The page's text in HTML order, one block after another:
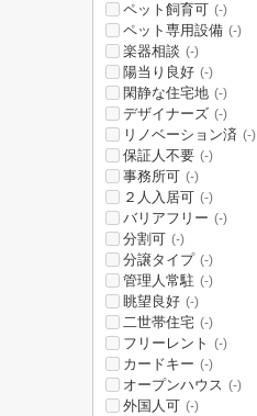
ペット飼育可 (-)
ペット専用設備 (-)
楽器相談 (-)
陽当り良好 (-)
閑静な住宅地 (-)
デザイナーズ (-)
リノベーション済 (-)
保証人不要 (-)
事務所可 (-)
２人入居可 (-)
バリアフリー (-)
分割可 (-)
分譲タイプ (-)
管理人常駐 (-)
眺望良好 (-)
二世帯住宅 (-)
フリーレント (-)
カードキー (-)
オープンハウス (-)
外国人可 (-)